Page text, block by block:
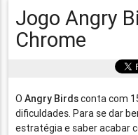
Jogo Angry
Chrome
OAngry Birdsconta com
dificuldades. Para se dar
estratégia e saber acabar